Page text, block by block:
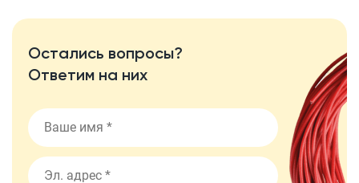
Остались вопросы?
Ответим на них